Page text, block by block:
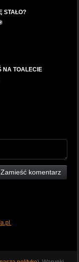
STAŁO?
NA TOALECIE
Zamieść komentarz